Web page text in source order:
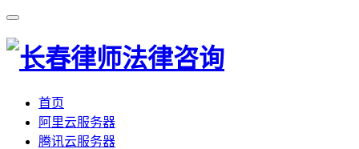
首页
阿里云服务器
腾讯云服务器